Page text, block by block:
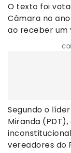
O texto foi
Câmara no
ao receber um
Segundo o
Miranda
vereadores do